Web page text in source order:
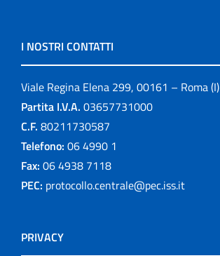
I NOSTRI CONTATTI
Viale Regina Elena 299, 00161 – Roma (I)
Partita I.V.A. 03657731000
C.F. 80211730587
Telefono: 06 4990 1
Fax: 06 4938 7118
PEC: protocollo.centrale@pec.iss.it
PRIVACY